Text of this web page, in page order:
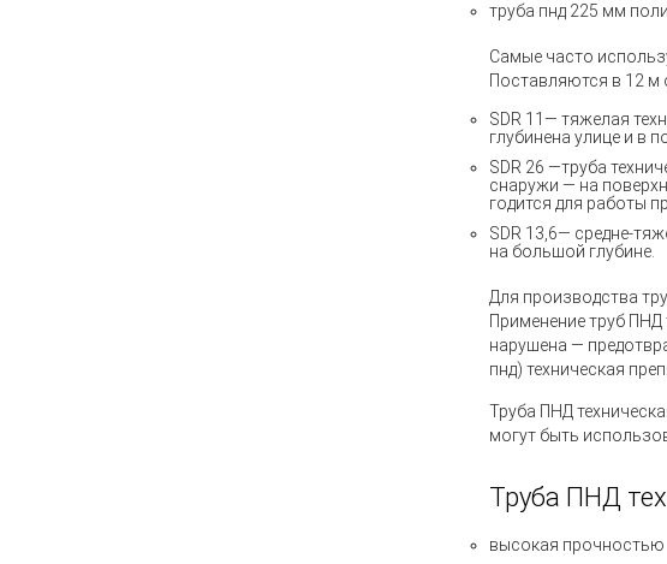
труба пнд 225 мм
Самые часто
Поставляются в 12 м
SDR 11— тяжелая
глубинена улице и в
SDR 26 —труба
снаружи — на
годится для работы
SDR 13,6— средне-
на большой глубине.
Для производства
Применениетруб ПНД
нарушена —
пнд) техническая
Труба ПНД
могут быть
Труба ПНД
высокая прочностью